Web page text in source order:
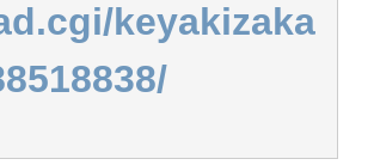
keyakizaka